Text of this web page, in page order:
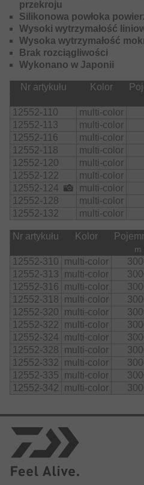
DAIWA w produkcji
została teraz wzmocniona
produktem: J-Braid Expedition.
Japonii.
przekroju
Silikonowa powłoka
Wysoki wytrzymałość
Wysoka wytrzymałość
Brak rozciągliwości
Wykonano w Japonii
Nr artykułu Kolor
12552-110 multi-color
12552-113
multi-color
12552-116
multi-color
12552-118
multi-color
12552-120
multi-color
12552-122
multi-color
12552-124
multi-color
12552-128
multi-color
12552-132
multi-color
Nr artykułu Kolor
m
12552-310 multi-color
12552-313
multi-color
12552-316
multi-color
12552-318
multi-color
12552-320
multi-color
12552-322
multi-color
12552-324
multi-color
12552-328
multi-color
12552-332
multi-color
12552-335
multi-color
12552-342
multi-color